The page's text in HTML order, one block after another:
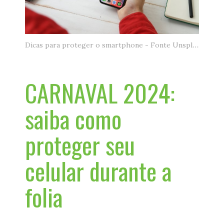
Dicas para proteger o smartphone - Fonte Unsplash.jpg
CARNAVAL 2024:
saiba como
proteger seu
celular durante a
folia